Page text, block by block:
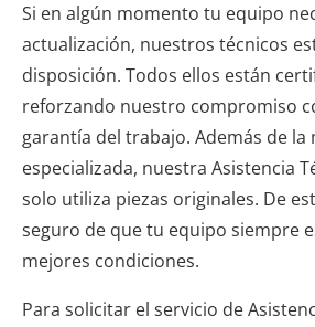
Si en algún momento tu equipo
actualización, nuestros técnicos
disposición. Todos ellos están
reforzando nuestro compromiso
garantía del trabajo. Además de la
especializada, nuestra Asistencia
solo utiliza piezas originales. De
seguro de que tu equipo siempre
mejores condiciones.
Para solicitar el servicio de